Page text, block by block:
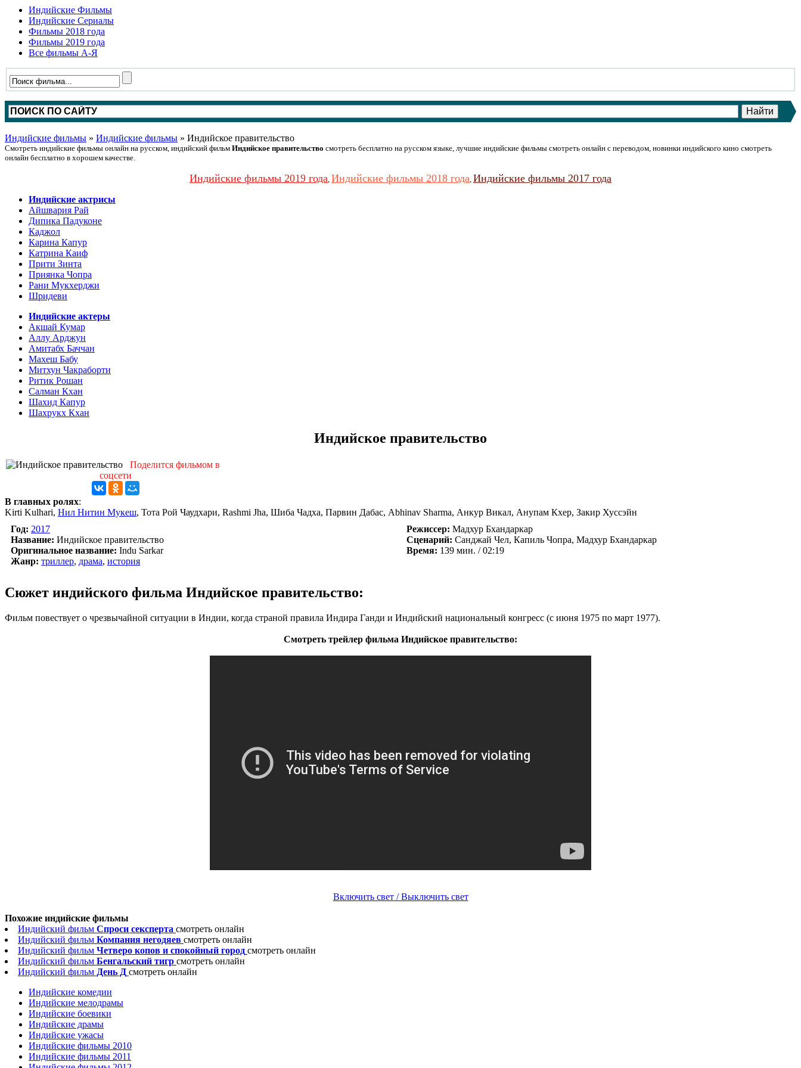
Индийские Фильмы
Индийские Сериалы
Фильмы 2018 года
Фильмы 2019 года
Все фильмы А-Я
Индийские фильмы » Индийские фильмы » Индийское правительство
Смотреть индийские фильмы онлайн на русском, индийский фильм Индийское правительство смотреть бесплатно на русском языке, лучшие индийские фильмы смотреть онлайн с переводом, новинки индийского кино смотреть
онлайн бесплатно в хорошем качестве.
Индийские фильмы 2019 года, Индийские фильмы 2018 года, Индийские фильмы 2017 года
Индийские актрисы
Айшвария Рай
Дипика Падуконе
Каджол
Карина Капур
Катрина Каиф
Прити Зинта
Приянка Чопра
Рани Мукхерджи
Шридеви
Индийские актеры
Акшай Кумар
Аллу Арджун
Амитабх Баччан
Махеш Бабу
Митхун Чакраборти
Ритик Рошан
Салман Кхан
Шахид Капур
Шахрукх Кхан
Индийское правительство
Поделится фильмом в
соцсети
В главных ролях:
Kirti Kulhari, Нил Нитин Мукеш, Тота Рой Чаудхари, Rashmi Jha, Шиба Чадха, Парвин Дабас, Abhinav Sharma, Анкур Викал, Анупам Кхер, Закир Хуссэйн
Год: 2017
Название: Индийское правительство
Оригинальное название: Indu Sarkar
Жанр: триллер, драма, история
Режиссер: Мадхур Бхандаркар
Сценарий: Санджай Чел, Капиль Чопра, Мадхур Бхандаркар
Время: 139 мин. / 02:19
Сюжет индийского фильма Индийское правительство:
Фильм повествует о чрезвычайной ситуации в Индии, когда страной правила Индира Ганди и Индийский национальный конгресс (с июня 1975 по март 1977).
Смотреть трейлер фильма Индийское правительство:
Включить свет / Выключить свет
Похожие индийские фильмы
Индийский фильм Спроси сексперта смотреть онлайн
Индийский фильм Компания негодяев смотреть онлайн
Индийский фильм Четверо копов и спокойный город смотреть онлайн
Индийский фильм Бенгальский тигр смотреть онлайн
Индийский фильм День Д смотреть онлайн
Индийские комедии
Индийские мелодрамы
Индийские боевики
Индийские драмы
Индийские ужасы
Индийские фильмы 2010
Индийские фильмы 2011